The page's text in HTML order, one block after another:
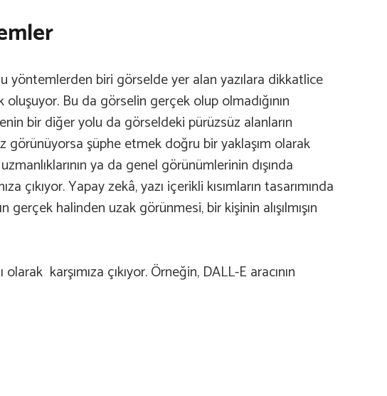
yöntemlerden biri görselde yer alan yazılara dikkatlice
Bu da görselin gerçek olup olmadığının
bir diğer yolu da görseldeki pürüzsüz alanların
görünüyorsa şüphe etmek doğru bir yaklaşım olarak
ya da genel görünümlerinin dışında
Yapay zekâ, yazı içerikli kısımların tasarımında
halinden uzak görünmesi, bir kişinin alışılmışın
karşımıza çıkıyor. Örneğin, DALL-E aracının